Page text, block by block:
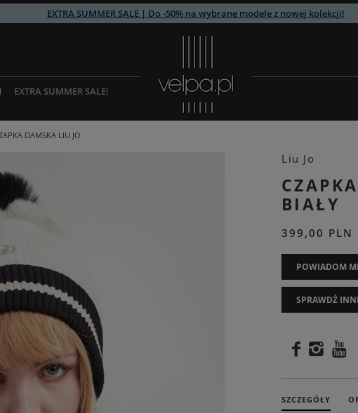
EXTRA SUMMER SALE | Do -50% na wybrane modele z nowej kolekcji!
EXTRA SUMMER SALE!
DAMSKA LIU JO
Liu Jo
BIAŁY
399,00 PLN
POWIADOM
SPRAWDŹ
SZCZEGÓŁY